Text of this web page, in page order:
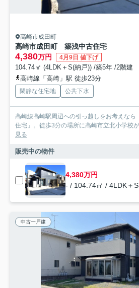
高崎市成田町
高崎市成田町 築浅中古住宅
4,380万円 4月9日 値下げ
104.74㎡ (4LDK＋S(納戸)) /築5年 /2階建
高崎線「高崎」駅 徒歩23分
閑静な住宅地 公共下水
高崎線高崎駅周辺への引っ越しをお考えな
住宅」。徒歩3分の場所に高崎市立北小学校
見る
販売中の物件
4,380万円
- / 104.74㎡ / 4LDK＋
中古一戸建